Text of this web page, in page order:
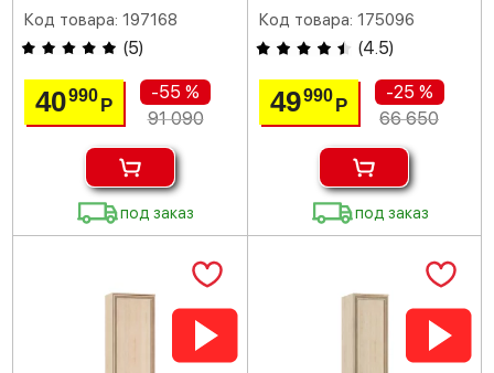
Код товара: 197168
(5)
40990Р
-55 %
91 090
под заказ
Код товара: 175096
(4.5)
49990 Р
-25 %
66 650
под заказ